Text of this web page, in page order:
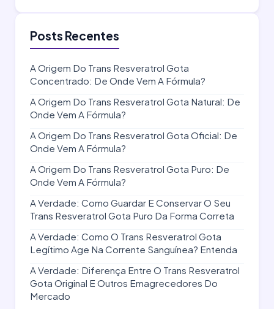
Posts Recentes
A Origem Do Trans Resveratrol Gota
Concentrado: De Onde Vem A Fórmula?
A Origem Do Trans Resveratrol Gota Natural: De
Onde Vem A Fórmula?
A Origem Do Trans Resveratrol Gota Oficial: De
Onde Vem A Fórmula?
A Origem Do Trans Resveratrol Gota Puro: De
Onde Vem A Fórmula?
A Verdade: Como Guardar E Conservar O Seu
Trans Resveratrol Gota Puro Da Forma Correta
A Verdade: Como O Trans Resveratrol Gota
Legítimo Age Na Corrente Sanguínea? Entenda
A Verdade: Diferença Entre O Trans Resveratrol
Gota Original E Outros Emagrecedores Do
Mercado